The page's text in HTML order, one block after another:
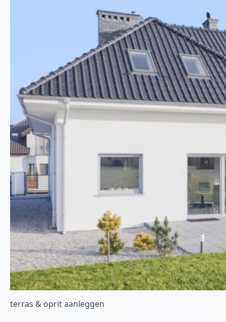
terras & oprit aanleggen